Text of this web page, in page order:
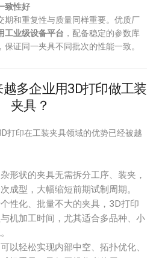
致性好
期和重复性与质量同样重要。优质厂
工业级设备平台 ，配备稳定的参数库
保证同一夹具不同批次的性能一致。
多企业用3D打印做工装
夹具？
打印在工装夹具领域的优势已经被越
杂形状的夹具无需拆分工序、装夹，
成型，大幅缩短前期试制周期。
个性化、批量不大的夹具，3D打印
机加工时间，尤其适合多品种、小
可以轻松实现内部中空、拓扑优化、